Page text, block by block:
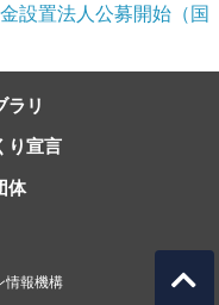
設置法人公募開始（国
ラリ
り宣言
体
情報機構